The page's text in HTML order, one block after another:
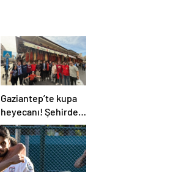
Gaziantep’te kupa
heyecanı! Şehirde
taraftarlar kol kola